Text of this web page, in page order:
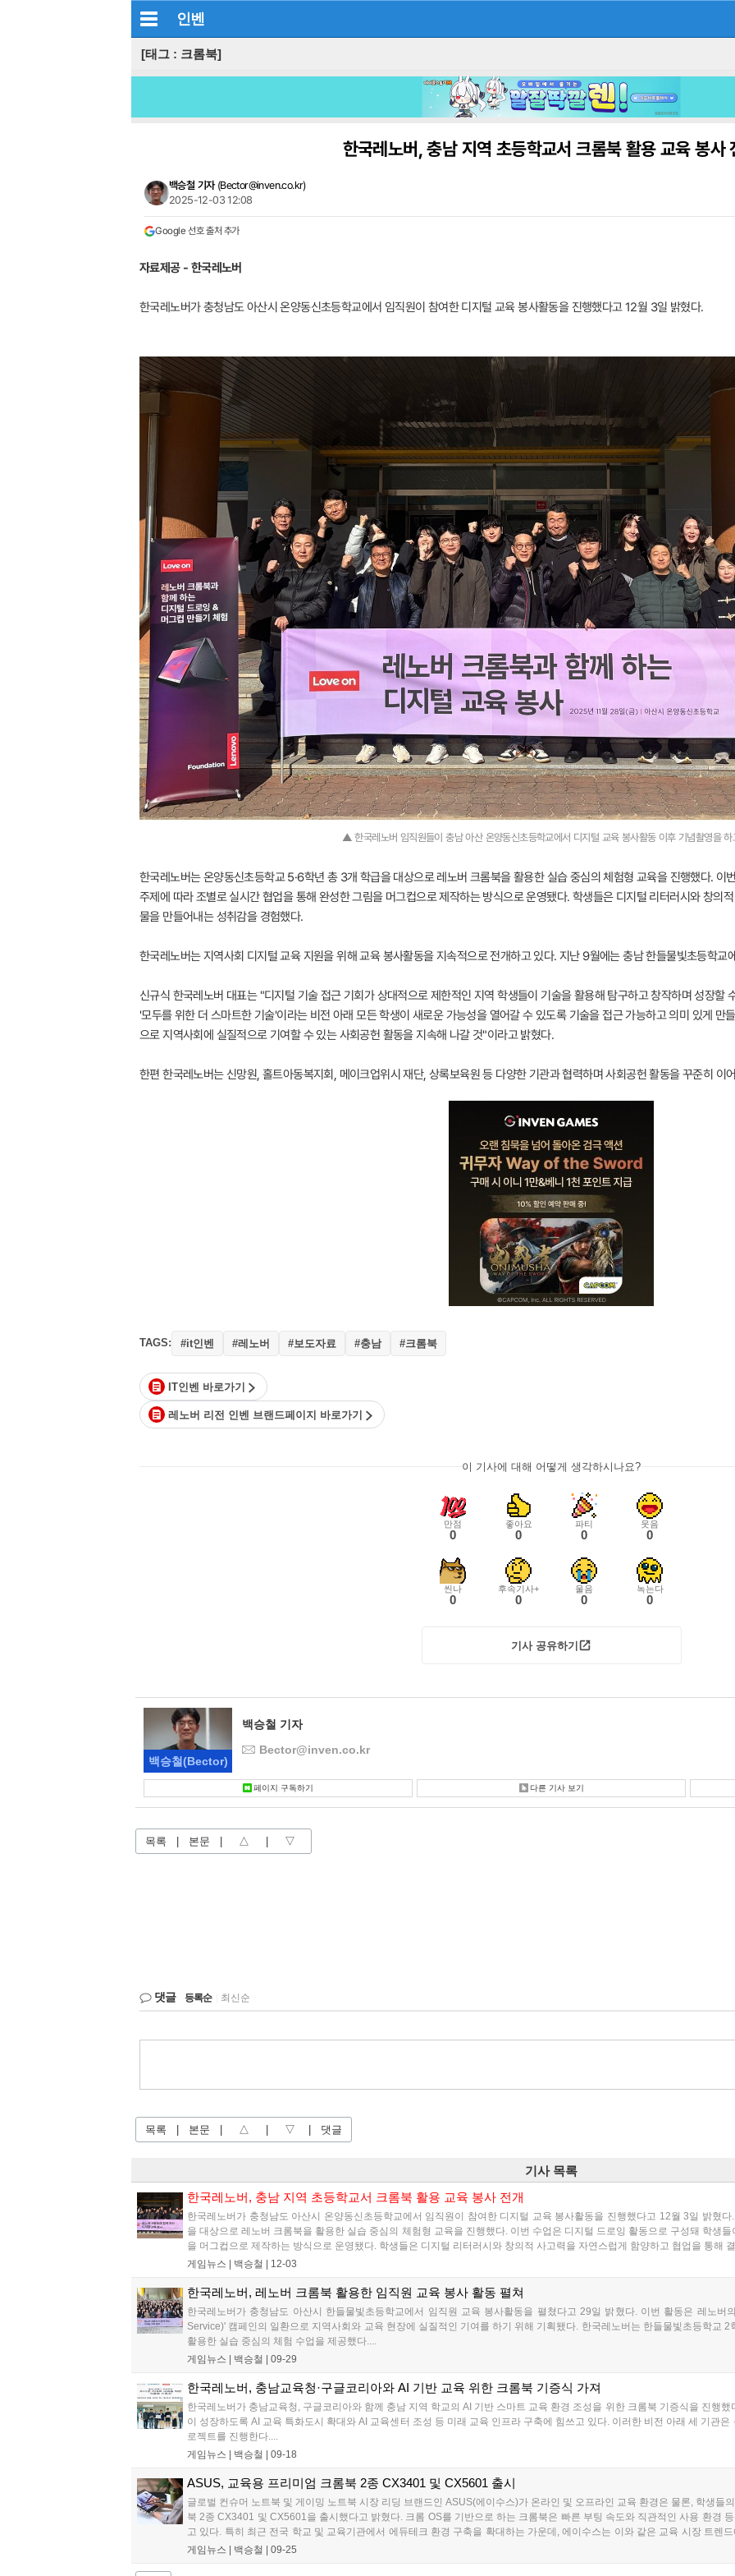
인벤
[태그 : 크롬북]
한국레노버, 충남 지역 초등학교서 크롬북 활용 교육 봉사
백승철 기자 (Bector@inven.co.kr)
2025-12-03 12:08
Google 선호 출처 추가
자료제공 - 한국레노버
한국레노버가 충청남도 아산시 온양동신초등학교에서 임직원이 참여한 디지털 교육 봉사활동을 진행했다고 12월 3일 밝혔다.
▲ 한국레노버 임직원들이 충남 아산 온양동신초등학교에서 디지털 교육 봉사활동 이후 기념촬영을 하
한국레노버는 온양동신초등학교 5·6학년 총 3개 학급을 대상으로 레노버 크롬북을 활용한 실습 중심의 체험형 교육을 진행했다. 이
주제에 따라 조별로 실시간 협업을 통해 완성한 그림을 머그컵으로 제작하는 방식으로 운영됐다. 학생들은 디지털 리터러시와 창의
물을 만들어내는 성취감을 경험했다.
한국레노버는 지역사회 디지털 교육 지원을 위해 교육 봉사활동을 지속적으로 전개하고 있다. 지난 9월에는 충남 한들물빛초등학교
신규식 한국레노버 대표는 "디지털 기술 접근 기회가 상대적으로 제한적인 지역 학생들이 기술을 활용해 탐구하고 창작하며 성장할
'모두를 위한 더 스마트한 기술'이라는 비전 아래 모든 학생이 새로운 가능성을 열어갈 수 있도록 기술을 접근 가능하고 의미 있게 만
으로 지역사회에 실질적으로 기여할 수 있는 사회공헌 활동을 지속해 나갈 것"이라고 밝혔다.
한편 한국레노버는 신망원, 홀트아동복지회, 메이크업위시 재단, 상록보육원 등 다양한 기관과 협력하며 사회공헌 활동을 꾸준히 이
TAGS: #it인벤 #레노버 #보도자료 #충남 #크롬북
IT인벤 바로가기
레노버 리전 인벤 브랜드페이지 바로가기
이 기사에 대해 어떻게 생각하시나요?
만점
0
좋아요
0
파티
0
웃음
0
씬나
0
후속기사+
0
울음
0
녹는다
0
기사 공유하기
백승철(Bector)
백승철 기자
Bector@inven.co.kr
페이지 구독하기 다른 기사 보기
목록 본문 △ ▽
댓글 등록순 최신순
목록 본문 △ ▽ 댓글
기사 목록
한국레노버, 충남 지역 초등학교서 크롬북 활용 교육 봉사 전개
한국레노버가 충청남도 아산시 온양동신초등학교에서 임직원이 참여한 디지털 교육 봉사활동을 진행했다고 12월 3일 밝혔
을 대상으로 레노버 크롬북을 활용한 실습 중심의 체험형 교육을 진행했다. 이번 수업은 디지털 드로잉 활동으로 구성돼 학생
을 머그컵으로 제작하는 방식으로 운영됐다. 학생들은 디지털 리터러시와 창의적 사고력을 자연스럽게 함양하고 협업을 통해
게임뉴스 | 백승철 12-03
한국레노버, 레노버 크롬북 활용한 임직원 교육 봉사 활동 펼쳐
한국레노버가 충청남도 아산시 한들물빛초등학교에서 임직원 교육 봉사활동을 펼쳤다고 29일 밝혔다. 이번 활동은 레노
Service)' 캠페인의 일환으로 지역사회와 교육 현장에 실질적인 기여를 하기 위해 기획됐다. 한국레노버는 한들물빛초등학교
활용한 실습 중심의 체험 수업을 제공했다....
게임뉴스 | 백승철 09-29
한국레노버, 충남교육청·구글코리아와 AI 기반 교육 위한 크롬북 기증식 가져
한국레노버가 충남교육청, 구글코리아와 함께 충남 지역 학교의 AI 기반 스마트 교육 환경 조성을 위한 크롬북 기증식을 진행
이 성장하도록 AI 교육 특화도시 확대와 AI 교육센터 조성 등 미래 교육 인프라 구축에 힘쓰고 있다. 이러한 비전 아래 세 기관
로젝트를 진행한다....
게임뉴스 | 백승철 09-18
ASUS, 교육용 프리미엄 크롬북 2종 CX3401 및 CX5601 출시
글로벌 컨슈머 노트북 및 게이밍 노트북 시장 리딩 브랜드인 ASUS(에이수스)가 온라인 및 오프라인 교육 환경은 물론, 학생들
북 2종 CX3401 및 CX5601을 출시했다고 밝혔다. 크롬 OS를 기반으로 하는 크롬북은 빠른 부팅 속도와 직관적인 사용 환경
고 있다. 특히 최근 전국 학교 및 교육기관에서 에듀테크 환경 구축을 확대하는 가운데, 에이수스는 이와 같은 교육 시장 트렌
지 다양한 라인업을 선보이고 있다....
게임뉴스 | 백승철 09-25